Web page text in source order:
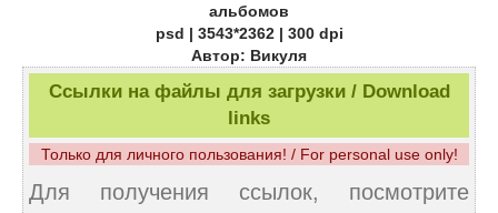
альбомов
psd | 3543*2362 | 300 dpi
Автор: Викуля
Ссылки на файлы для загрузки / Download
links
Только для личного пользования! / For personal use only!
Для получения ссылок, посмотрите